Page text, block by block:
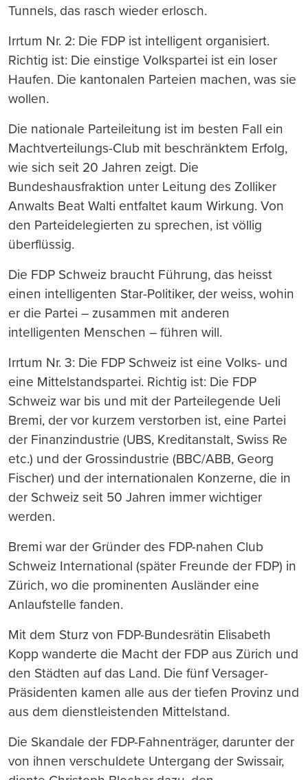
Tunnels, das rasch wieder erlosch.
Irrtum Nr. 2: Die FDP ist intelligent organisiert.
Richtig ist: Die einstige Volkspartei ist ein loser
Haufen. Die kantonalen Parteien machen, was sie
wollen.
Die nationale Parteileitung ist im besten Fall ein
Machtverteilungs-Club mit beschränktem Erfolg,
wie sich seit 20 Jahren zeigt. Die
Bundeshausfraktion unter Leitung des Zolliker
Anwalts Beat Walti entfaltet kaum Wirkung. Von
den Parteidelegierten zu sprechen, ist völlig
überflüssig.
Die FDP Schweiz braucht Führung, das heisst
einen intelligenten Star-Politiker, der weiss, wohin
er die Partei – zusammen mit anderen
intelligenten Menschen – führen will.
Irrtum Nr. 3: Die FDP Schweiz ist eine Volks- und
eine Mittelstandspartei. Richtig ist: Die FDP
Schweiz war bis und mit der Parteilegende Ueli
Bremi, der vor kurzem verstorben ist, eine Partei
der Finanzindustrie (UBS, Kreditanstalt, Swiss Re
etc.) und der Grossindustrie (BBC/ABB, Georg
Fischer) und der internationalen Konzerne, die in
der Schweiz seit 50 Jahren immer wichtiger
werden.
Bremi war der Gründer des FDP-nahen Club
Schweiz International (später Freunde der FDP) in
Zürich, wo die prominenten Ausländer eine
Anlaufstelle fanden.
Mit dem Sturz von FDP-Bundesrätin Elisabeth
Kopp wanderte die Macht der FDP aus Zürich und
den Städten auf das Land. Die fünf Versager-
Präsidenten kamen alle aus der tiefen Provinz und
aus dem dienstleistenden Mittelstand.
Die Skandale der FDP-Fahnenträger, darunter der
von ihnen verschuldete Untergang der Swissair,